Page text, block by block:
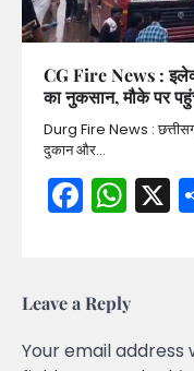
CG Fire News :
का नुकसान, मौके पर
Durg Fire News :
दुकान और…
X
Leave a Reply
Your email address